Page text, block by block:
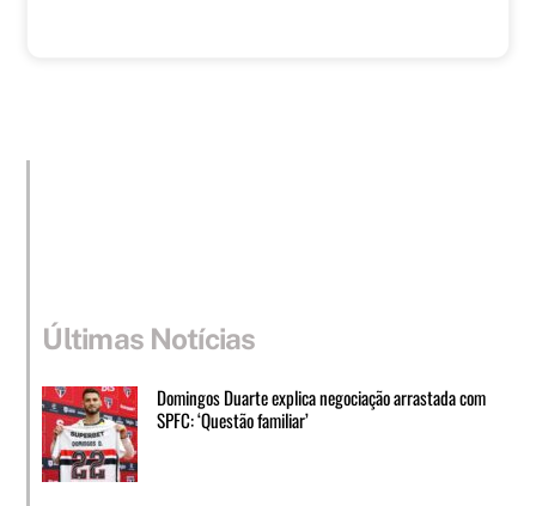
Últimas Notícias
Domingos Duarte explica negociação arrastada com
SPFC: ‘Questão familiar’